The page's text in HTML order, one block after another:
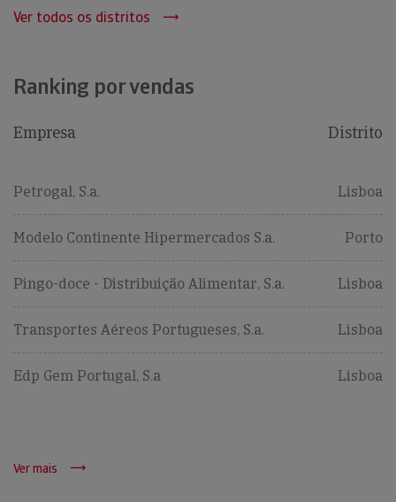
Ver todos os distritos
Ranking por vendas
Empresa Distrito
Petrogal, S.a. Lisboa
Modelo Continente Hipermercados S.a. Porto
Pingo-doce - Distribuição Alimentar, S.a. Lisboa
Transportes Aéreos Portugueses, S.a. Lisboa
Edp Gem Portugal, S.a Lisboa
Ver mais